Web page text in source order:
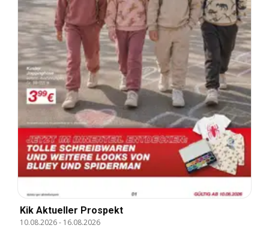
Kik Aktueller Prospekt
10.08.2026- 16.08.2026